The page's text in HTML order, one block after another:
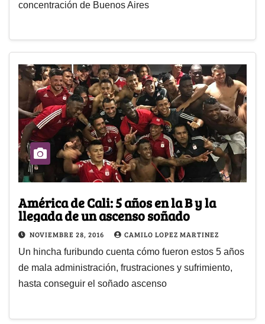
concentración de Buenos Aires
América de Cali: 5 años en la B y la
llegada de un ascenso soñado
NOVIEMBRE 28, 2016 CAMILO LOPEZ MARTINEZ
Un hincha furibundo cuenta cómo fueron estos 5 años
de mala administración, frustraciones y sufrimiento,
hasta conseguir el soñado ascenso